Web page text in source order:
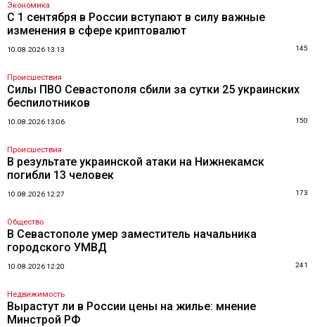
Экономика
С 1 сентября в России вступают в силу важные
изменения в сфере криптовалют
10.08.2026 13:13 145
Происшествия
Силы ПВО Севастополя сбили за сутки 25 украинских
беспилотников
10.08.2026 13:06 150
Происшествия
В результате украинской атаки на Нижнекамск
погибли 13 человек
10.08.2026 12:27 173
Общество
В Севастополе умер заместитель начальника
городского УМВД
10.08.2026 12:20 241
Недвижимость
Вырастут ли в России цены на жилье: мнение
Минстрой РФ